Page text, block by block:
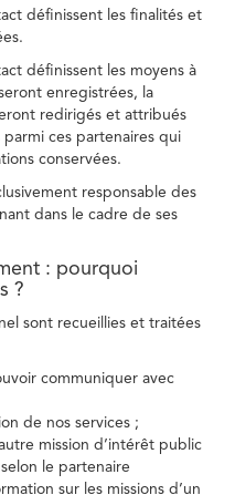
définissent les finalités et
définissent les moyens à
enregistrées, la
redirigés et attribués
ces partenaires qui
conservées.
responsable des
dans le cadre de ses
: pourquoi
?
sont recueillies et traitées
communiquer avec
de nos services ;
mission d’intérêt public
le partenaire
sur les missions d’un